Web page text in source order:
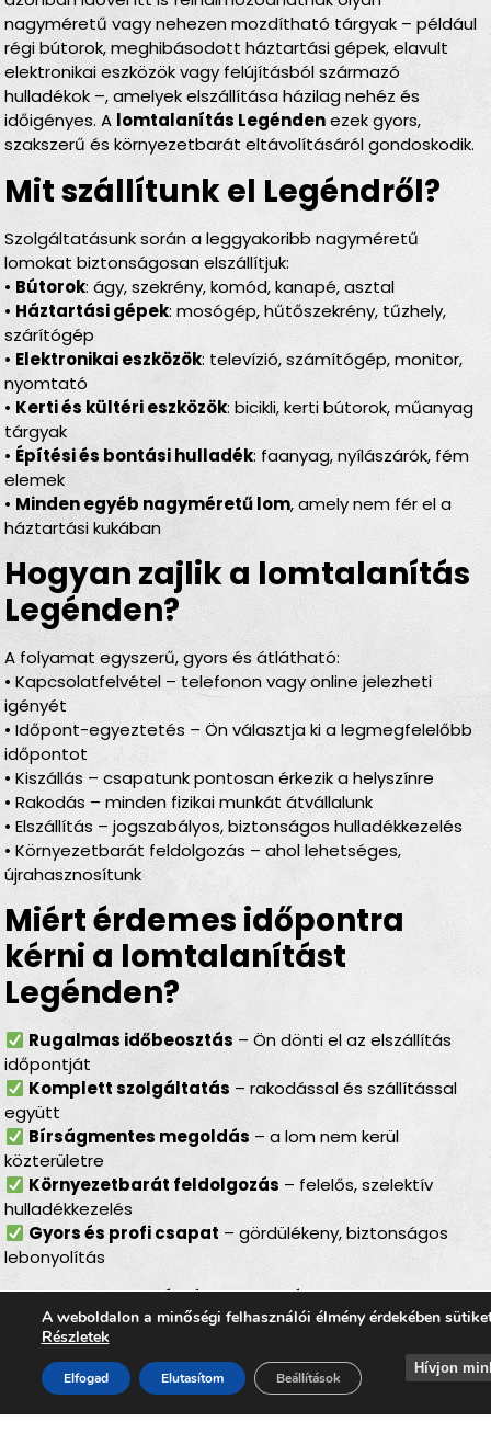
nagyméretű vagy nehezen mozdítható tárgyak – például
régi bútorok, meghibásodott háztartási gépek, elavult
elektronikai eszközök vagy felújításból származó
hulladékok –, amelyek elszállítása házilag nehéz és
időigényes. A lomtalanítás Legéndenezek gyors,
szakszerű és környezetbarát eltávolításáról gondoskodik.
Mit szállítunk el Legéndről?
Szolgáltatásunk során a leggyakoribb nagyméretű
lomokat biztonságosan elszállítjuk:
• Bútorok: ágy, szekrény, komód, kanapé, asztal
• Háztartási gépek: mosógép, hűtőszekrény, tűzhely,
szárítógép
• Elektronikai eszközök: televízió, számítógép, monitor,
nyomtató
• Kerti és kültéri eszközök: bicikli, kerti bútorok, műanyag
tárgyak
• Építési és bontási hulladék: faanyag, nyílászárók, fém
elemek
• Minden egyéb nagyméretű lom, amely nem fér el a
háztartási kukában
Hogyan zajlik a lomtalanítás
Legénden?
A folyamat egyszerű, gyors és átlátható:
• Kapcsolatfelvétel – telefonon vagy online jelezheti
igényét
• Időpont-egyeztetés – Ön választja ki a legmegfelelőbb
időpontot
• Kiszállás – csapatunk pontosan érkezik a helyszínre
• Rakodás – minden fizikai munkát átvállalunk
• Elszállítás – jogszabályos, biztonságos hulladékkezelés
• Környezetbarát feldolgozás – ahol lehetséges,
újrahasznosítunk
Miért érdemes időpontra
kérni a lomtalanítást
Legénden?
Rugalmas időbeosztás – Ön dönti el az elszállítás
időpontját
Komplett szolgáltatás – rakodással és szállítással
együtt
Bírságmentes megoldás – a lom nem kerül
közterületre
Környezetbarát feldolgozás – felelős, szelektív
hulladékkezelés
Gyors és profi csapat – gördülékeny, biztonságos
lebonyolítás
Lomtalanítás Legénden –
ideális választás minden
helyzetben
A weboldalon a minőségi felhasználói élmény érdekében
Részletek
Elfogad Elutasítom Beállítások
Hívjon